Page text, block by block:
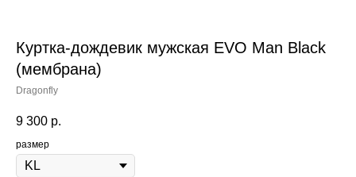
Куртка-дождевик мужская EVO Man Black
(мембрана)
Dragonfly
9 300 р.
размер